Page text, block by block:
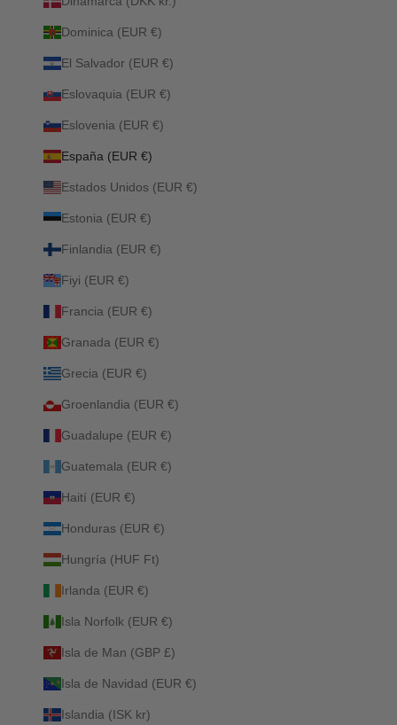
Dominica (EUR €)
El Salvador (EUR €)
Eslovaquia (EUR €)
Eslovenia (EUR €)
España (EUR €)
Estados Unidos (EUR €)
Estonia (EUR €)
Finlandia (EUR €)
Fiyi (EUR €)
Francia (EUR €)
Granada (EUR €)
Grecia (EUR €)
Groenlandia (EUR €)
Guadalupe (EUR €)
Guatemala (EUR €)
Haití (EUR €)
Honduras (EUR €)
Hungría (HUF Ft)
Irlanda (EUR €)
Isla Norfolk (EUR €)
Isla de Man (GBP £)
Isla de Navidad (EUR €)
Islandia (ISK kr)